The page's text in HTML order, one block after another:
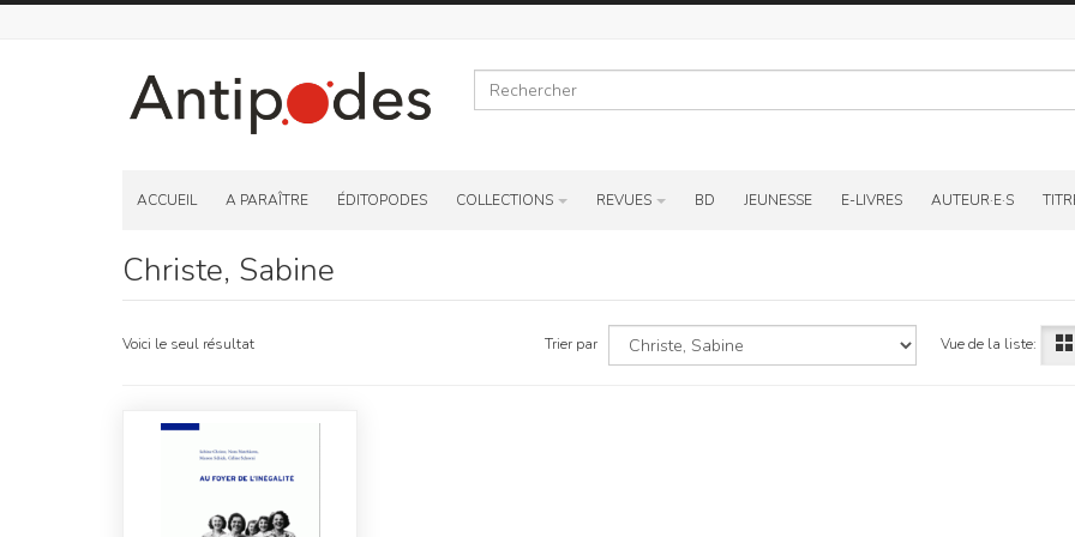
ACCUEIL A PARAÎTRE ÉDITOPODES COLLECTIONS REVUES BD JEUNESSE E-LIVRES AUTEUR·E·S
Christe, Sabine
Voici le seul résultat Trier par Vue de la liste: